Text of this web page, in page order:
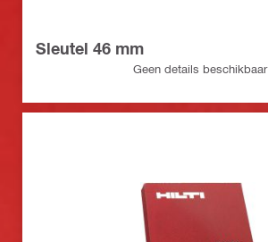
Sleutel 46 mm
Geen details beschikbaar